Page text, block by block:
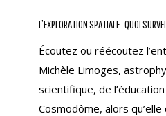
L’EXPLORATION SPATIALE : QUOI
Écoutez ou réécoutez
Michèle Limoges,
scientifique, de
Cosmodôme, alors